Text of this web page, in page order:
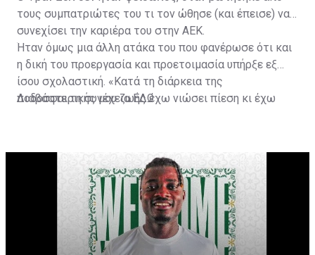
τους συμπατριώτες του τι τον ώθησε (και έπεισε) να
συνεχίσει την καριέρα του στην ΑΕΚ.
Ήταν όμως μια άλλη ατάκα του που φανέρωσε ότι και
η δική του προεργασία και προετοιμασία υπήρξε εξ
ίσου σχολαστική. «Κατά τη διάρκεια της
ποδοσφαιρικής μου ζωής έχω νιώσει πίεση κι έχω
Διαβάστε τη συνέχειαΕΔΩ